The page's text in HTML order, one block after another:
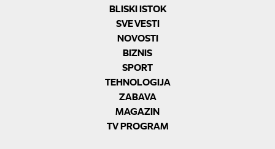
BLISKI ISTOK
SVE VESTI
NOVOSTI
BIZNIS
SPORT
TEHNOLOGIJA
ZABAVA
MAGAZIN
TV PROGRAM